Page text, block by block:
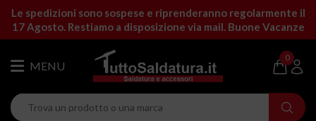
Le spedizioni sono sospese e riprenderanno regolarmente il
17 Agosto. Restiamo a disposizione via mail. Buone Vacanze
0